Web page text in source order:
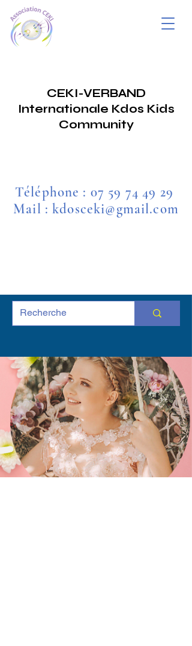
CEKI-VERBAND
Internationale Kdos Kids
Community
Téléphone : 07 59 74 49 29
Mail : kdosceki@gmail.com